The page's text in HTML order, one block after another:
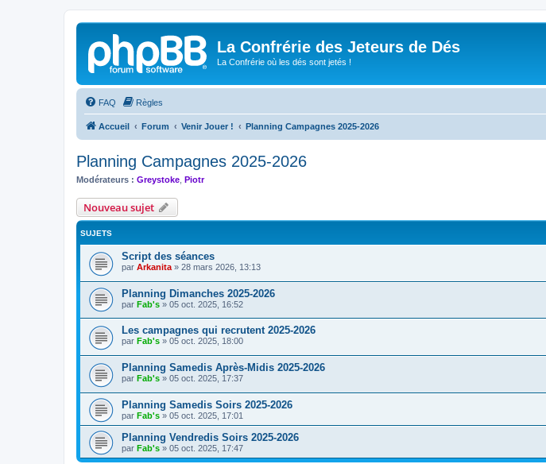
La Confrérie des Jeteurs de Dés
La Confrérie où les dés sont jetés !
FAQ Règles
Accueil Forum Venir Jouer ! Planning Campagnes 2025-2026
Planning Campagnes 2025-2026
Modérateurs : Greystoke Piotr
Nouveau sujet
SUJETS
Script des séances
par Arkanita » 28 mars 2026, 13:13
Planning Dimanches 2025-2026
par Fab's » 05 oct. 2025, 16:52
Les campagnes qui recrutent 2025-2026
par Fab's » 05 oct. 2025, 18:00
Planning Samedis Après-Midis 2025-2026
par Fab's » 05 oct. 2025, 17:37
Planning Samedis Soirs 2025-2026
par Fab's » 05 oct. 2025, 17:01
Planning Vendredis Soirs 2025-2026
par Fab's » 05 oct. 2025, 17:47